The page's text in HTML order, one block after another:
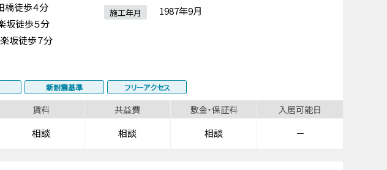
橋徒歩４分
坂徒歩５分
坂徒歩７分
施工年月 1987年9月
新耐震基準 フリーアクセス
賃料 共益費 敷金・保証料 入居可能日
相談 相談 相談 －